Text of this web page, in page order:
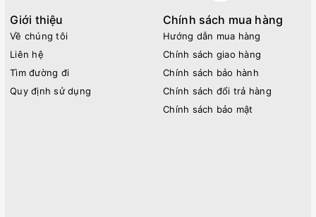
Giới thiệu
Về chúng tôi
Liên hệ
Tìm đường đi
Quy định sử dụng
Chính sách mua hàng
Hướng dẫn mua hàng
Chính sách giao hàng
Chính sách bảo hành
Chính sách đổi trả hàng
Chính sách bảo mật